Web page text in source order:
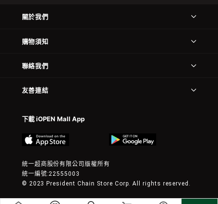
關於我們
購物須知
聯絡我們
友善連結
下載 iOPEN Mall App
統一超商股份有限公司版權所有
統一編號:22555003
© 2023 President Chain Store Corp. All rights reserved.